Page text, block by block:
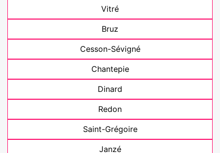
Vitré
Bruz
Cesson-Sévigné
Chantepie
Dinard
Redon
Saint-Grégoire
Janzé